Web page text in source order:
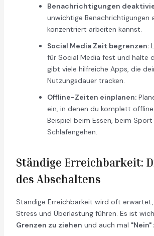
Benachrichtigungen
unwichtige Benachrichtigungen
konzentriert arbeiten kannst.
Social Media Zeit begrenzen:
für Social Media fest und halte
gibt viele hilfreiche Apps, die
Nutzungsdauer tracken.
Offline-Zeiten einplanen:
ein, in denen du komplett
Beispiel beim Essen, beim
Schlafengehen.
Ständige Erreichbarkeit:
des Abschaltens
Ständige Erreichbarkeit wird oft
Stress und Überlastung führen. Es ist
Grenzen zu ziehen und auch mal "Nein"